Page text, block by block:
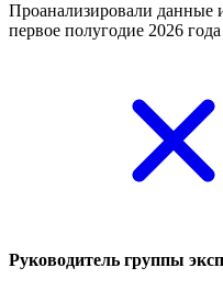
Проанализировали данные
первое полугодие 2026
Руководитель группы